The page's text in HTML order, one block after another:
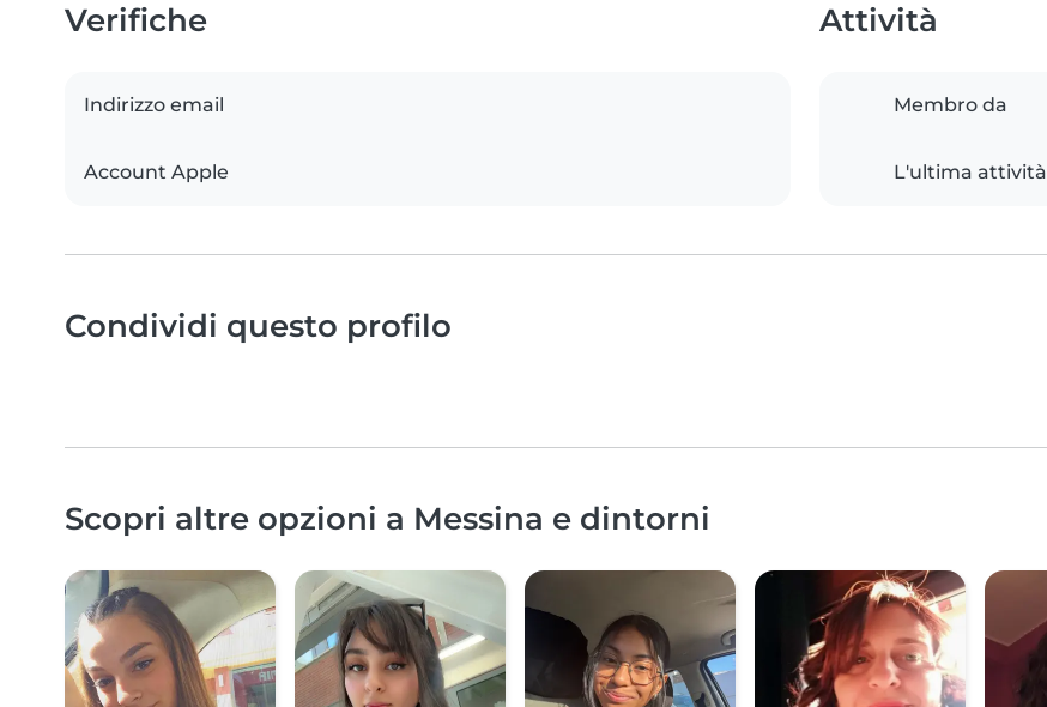
Verifiche
Indirizzo email
Account Apple
Attività
Membro da
L'ultima attività
Condividi questo profilo
Scopri altre opzioni a Messina e dintorni